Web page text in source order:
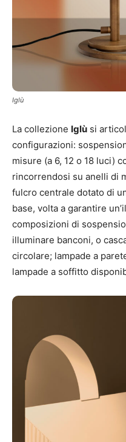
Iglù
La collezione Iglù si
configurazioni:
misure (a 6, 12 o 18 luci)
rincorrendosi su anelli di
fulcro centrale dotato di
base, volta a garantire
composizioni di
illuminare banconi, o
circolare; lampade a
lampade a soffitto